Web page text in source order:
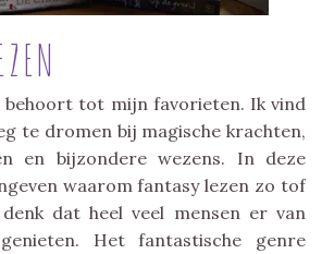
behoort tot mijn favorieten. Ik vind
te dromen bij magische krachten,
en bijzondere wezens. In deze
waarom fantasy lezen zo tof
dat heel veel mensen er van
Het fantastische genre